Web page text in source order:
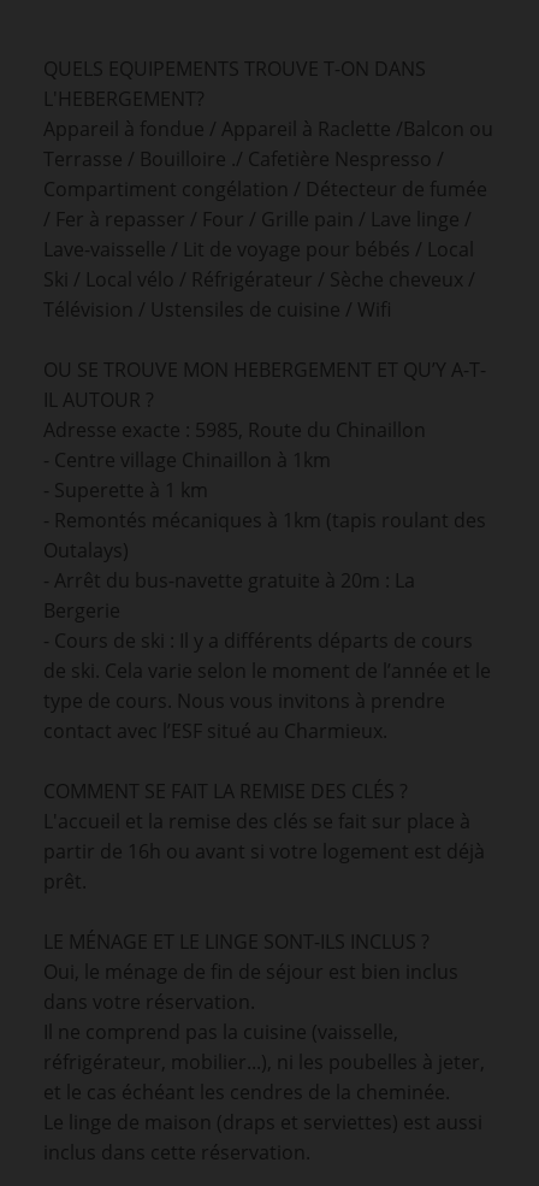
QUELS EQUIPEMENTS TROUVE T-ON DANS
L'HEBERGEMENT?
Appareil à fondue / Appareil à Raclette /Balcon ou
Terrasse / Bouilloire ./ Cafetière Nespresso /
Compartiment congélation / Détecteur de fumée
/ Fer à repasser / Four / Grille pain / Lave linge /
Lave-vaisselle / Lit de voyage pour bébés / Local
Ski / Local vélo / Réfrigérateur / Sèche cheveux /
Télévision / Ustensiles de cuisine / Wifi
OU SE TROUVE MON HEBERGEMENT ET QU’Y A-T-
IL AUTOUR ?
Adresse exacte : 5985, Route du Chinaillon
- Centre village Chinaillon à 1km
- Superette à 1 km
- Remontés mécaniques à 1km (tapis roulant des
Outalays)
- Arrêt du bus-navette gratuite à 20m : La
Bergerie
- Cours de ski : Il y a différents départs de cours
de ski. Cela varie selon le moment de l’année et le
type de cours. Nous vous invitons à prendre
contact avec l’ESF situé au Charmieux.
COMMENT SE FAIT LA REMISE DES CLÉS ?
L'accueil et la remise des clés se fait sur place à
partir de 16h ou avant si votre logement est déjà
prêt.
LE MÉNAGE ET LE LINGE SONT-ILS INCLUS ?
Oui, le ménage de fin de séjour est bien inclus
dans votre réservation.
Il ne comprend pas la cuisine (vaisselle,
réfrigérateur, mobilier...), ni les poubelles à jeter,
et le cas échéant les cendres de la cheminée.
Le linge de maison (draps et serviettes) est aussi
inclus dans cette réservation.